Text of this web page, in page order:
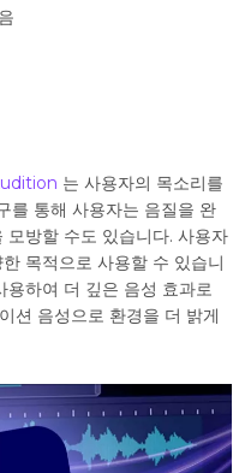
는 사용자의 목소리를
를 통해 사용자는 음질을 완
방할 수도 있습니다. 사용자
목적으로 사용할 수 있습니
하여 더 깊은 음성 효과로
션 음성으로 환경을 더 밝게